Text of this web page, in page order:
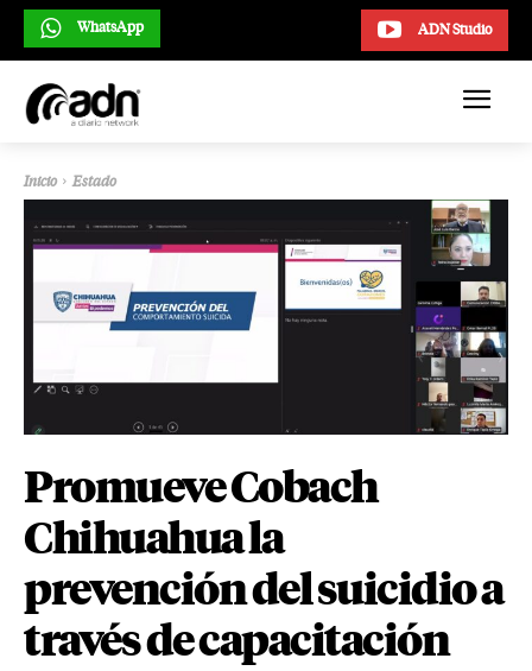
ADN Studio
WhatsApp
Inicio Estado
Promueve Cobach
Chihuahua la
prevención del suicidio a
través de capacitación